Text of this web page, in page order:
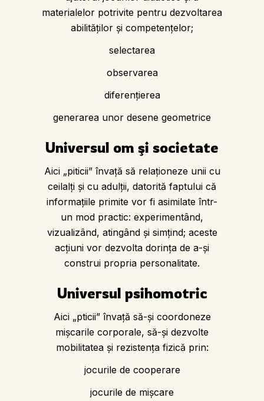
materialelor potrivite pentru dezvoltarea
abilităţilor şi competenţelor;
selectarea
observarea
diferenţierea
generarea unor desene geometrice
Universul om şi societate
Aici „piticii” învaţă să relaţioneze unii cu
ceilalţi şi cu adulții, datorită faptului că
informaţiile primite vor fi asimilate într-
un mod practic: experimentând,
vizualizând, atingând şi simţind; aceste
acţiuni vor dezvolta dorinţa de a-şi
construi propria personalitate.
Universul psihomotric
Aici „pticii” învaţă să-şi coordoneze
mişcarile corporale, să-şi dezvolte
mobilitatea şi rezistenţa fizică prin:
jocurile de cooperare
jocurile de mişcare